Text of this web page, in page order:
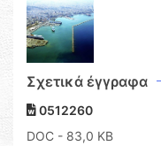
Σχετικά έγγραφα
0512260
DOC - 83,0 KB